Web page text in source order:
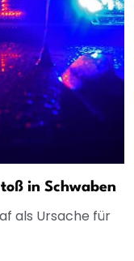
in Schwaben
als Ursache für